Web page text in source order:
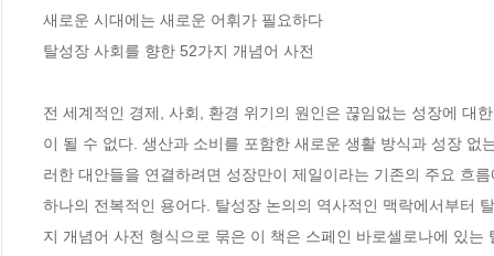
새로운 시대에는 새로운 어휘가 필요하다
탈성장 사회를 향한 52가지 개념어 사전
전 세계적인 경제, 사회, 환경 위기의 원인은 끊임없는 성장에 대
이 될 수 없다. 생산과 소비를 포함한 새로운 생활 방식과 성장
러한 대안들을 연결하려면 성장만이 제일이라는 기존의 주요 흐
하나의 전복적인 용어다. 탈성장 논의의 역사적인 맥락에서부터
지 개념어 사전 형식으로 묶은 이 책은 스페인 바로셀로나에 있